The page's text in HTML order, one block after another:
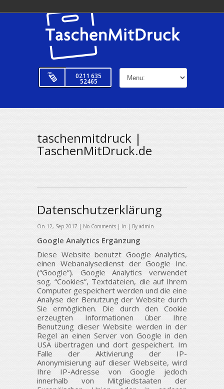
0211 635
52465
taschenmitdruck |
TaschenMitDruck.de
Datenschutzerklärung
On 12, Sep 2017 | No Comments | In | By admin
Google Analytics Ergänzung
Diese Website benutzt Google Analytics,
einen Webanalysedienst der Google Inc.
(“Google”). Google Analytics verwendet
sog. “Cookies”, Textdateien, die auf Ihrem
Computer gespeichert werden und die eine
Analyse der Benutzung der Website durch
Sie ermöglichen. Die durch den Cookie
erzeugten Informationen über Ihre
Benutzung dieser Website werden in der
Regel an einen Server von Google in den
USA übertragen und dort gespeichert. Im
Falle der Aktivierung der IP-
Anonymisierung auf dieser Webseite, wird
Ihre IP-Adresse von Google jedoch
innerhalb von Mitgliedstaaten der